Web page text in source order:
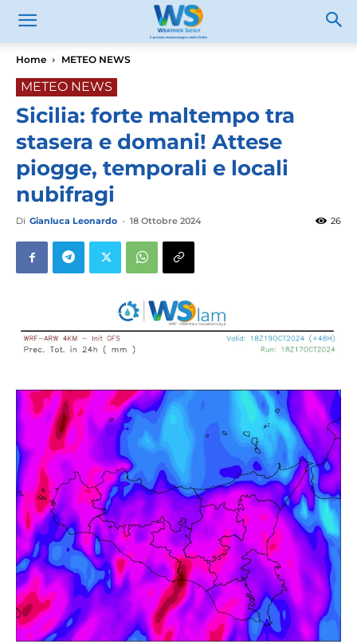
Home METEO NEWS
METEO NEWS
Sicilia: forte maltempo tra
stasera e domani! Attese
piogge, temporali e locali
nubifragi
Di Gianluca Leonardo - 18 Ottobre 2024 26